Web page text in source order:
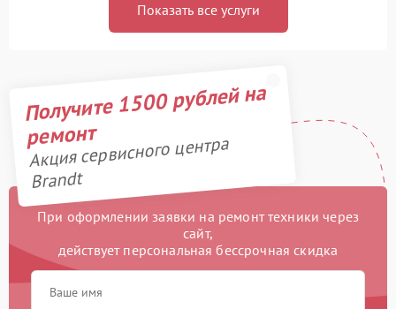
Показать все услуги
Получите 1500 рублей на
ремонт
Акция сервисного центра
Brandt
При оформлении заявки на ремонт техники через
сайт,
действует персональная бессрочная скидка